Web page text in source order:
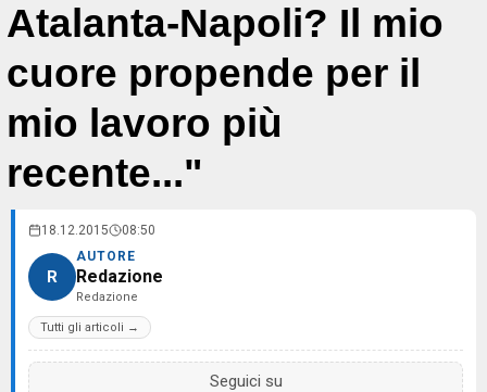
Atalanta-Napoli? Il mio
cuore propende per il
mio lavoro più
recente..."
18.12.2015 08:50
R
AUTORE
Redazione
Redazione
Tutti gli articoli →
Seguici su